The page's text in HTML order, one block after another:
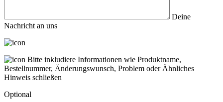
Deine
Nachricht an uns
Bitte inkludiere Informationen wie Produktname,
Bestellnummer, Änderungswunsch, Problem oder Ähnliches
Hinweis schließen
Optional